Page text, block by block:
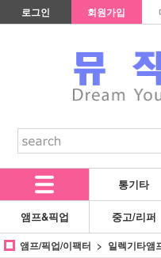
로그인 회원가입
통기타
앰프&픽업 중고/리퍼
앰프/픽업/이팩터 일렉기타앰